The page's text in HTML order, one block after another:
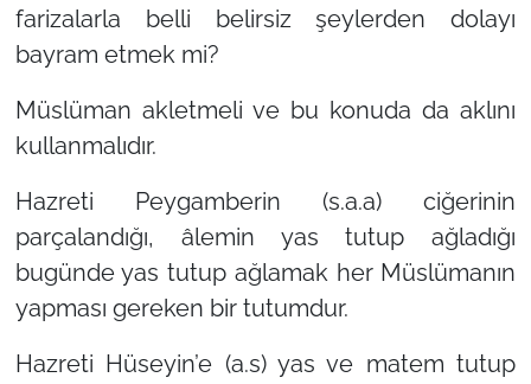
farizalarla belli belirsiz şeylerden dolayı
bayram etmek mi?
Müslüman akletmeli ve bu konuda da aklını
kullanmalıdır.
Hazreti Peygamberin (s.a.a) ciğerinin
parçalandığı, âlemin yas tutup ağladığı
bugünde yas tutup ağlamak her Müslümanın
yapması gereken bir tutumdur.
Hazreti Hüseyin’e (a.s) yas ve matem tutup